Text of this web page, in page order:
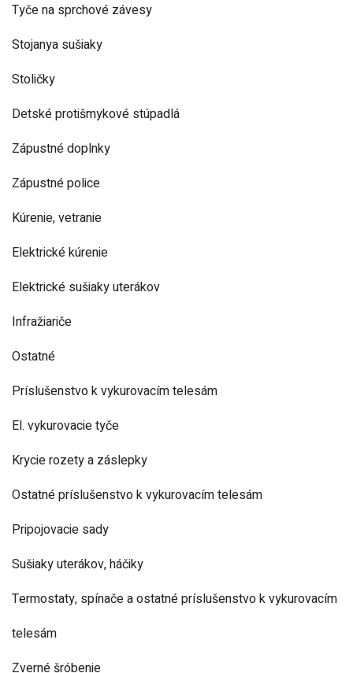
Tyče na sprchové závesy
Stojanya sušiaky
Stoličky
Detské protišmykové stúpadlá
Zápustné doplnky
Zápustné police
Kúrenie, vetranie
Elektrické kúrenie
Elektrické sušiaky uterákov
Infražiariče
Ostatné
Príslušenstvo k vykurovacím telesám
El. vykurovacie tyče
Krycie rozety a záslepky
Ostatné príslušenstvo k vykurovacím telesám
Pripojovacie sady
Sušiaky uterákov, háčiky
Termostaty, spínače a ostatné príslušenstvo k vykurovacím
telesám
Zverné šróbenie